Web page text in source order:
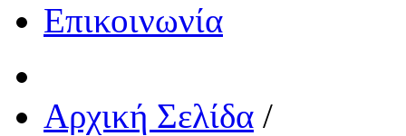
Επικοινωνία
Αρχική Σελίδα /